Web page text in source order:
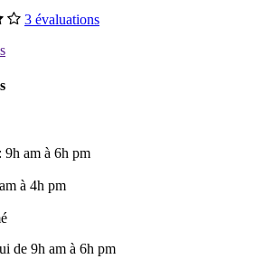
3 évaluations
am à 6h pm
à 4h pm
de 9h am à 6h pm